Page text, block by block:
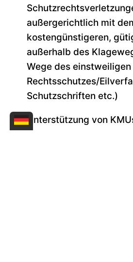
außergerichtlich mit
kostengünstigeren,
außerhalb des
Wege des einstweiligen
Rechtsschutzes/
Schutzschriften etc.)
Unterstützung von